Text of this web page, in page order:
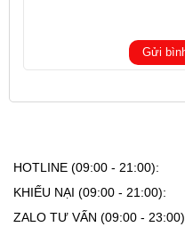
Gửi
HOTLINE (09:00 - 21:00):
KHIẾU NẠI (09:00 - 21:00):
ZALO TƯ VẤN (09:00 -